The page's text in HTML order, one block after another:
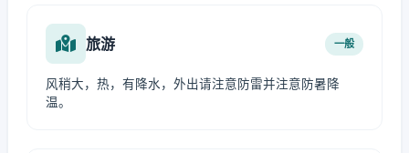
旅游 一般
风稍大，热，有降水，外出请注意防雷并注意防暑降
温。